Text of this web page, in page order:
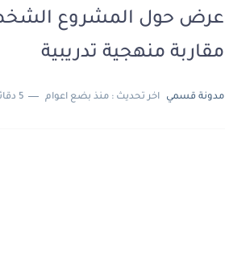
عرض حول المشروع الشخصي
مقاربة منهجية تدريبية
مدونة قسمي اخر تحديث : منذ بضع اعوام 5 دقائق للقراءة